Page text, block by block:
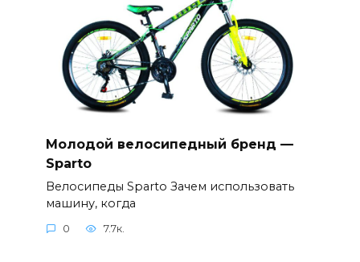
Молодой велосипедный бренд —
Sparto
Велосипеды Sparto Зачем использовать
машину, когда
0 7.7к.